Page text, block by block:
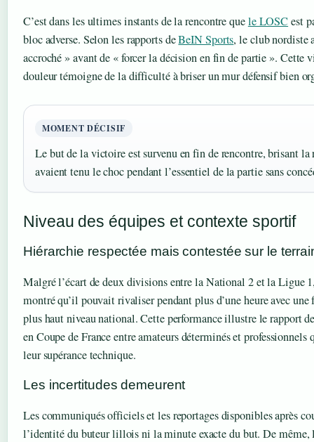
C’est dans les ultimes instants de la rencontre quele LOSC est
bloc adverse. Selon les rapports deBeIN Sports, le club nordiste
accroché » avant de « forcer la décision en fin de partie ». Cette
douleur témoigne de la difficulté à briser un mur défensif bien
MOMENT DÉCISIF
Le but de la victoire est survenu en fin de rencontre, brisant la
avaient tenu le choc pendant l’essentiel de la partie sans
Niveau des équipes et contexte sportif
Hiérarchie respectée mais contestée sur le
Malgré l’écart de deux divisions entre la National 2 et la Ligue
montré qu’il pouvait rivaliser pendant plus d’une heure avec
plus haut niveau national. Cette performance illustre le rapport
en Coupe de France entre amateurs déterminés et professionnels
leur supérance technique.
Les incertitudes demeurent
Les communiqués officiels et les reportages disponibles après
l’identité du buteur lillois ni la minute exacte du but. De même,